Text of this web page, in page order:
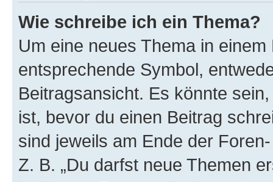
Wie schreibe ich ein Thema?
Um eine neues Thema in
entsprechende Symbol,
Beitragsansicht. Es könnte
ist, bevor du einen Beitrag
sind jeweils am Ende der
Z. B. „Du darfst neue Themen